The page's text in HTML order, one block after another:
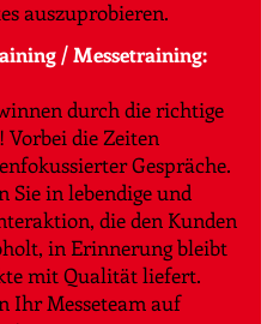
auszuprobieren.
/ Messetraining:
durch die richtige
Vorbei die Zeiten
Gespräche.
Sie in lebendige und
die den Kunden
in Erinnerung bleibt
mit Qualität liefert.
Ihr Messeteam auf